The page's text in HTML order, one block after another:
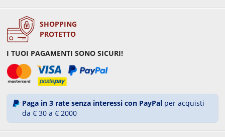
SHOPPING
PROTETTO
I TUOI PAGAMENTI SONO SICURI!
Paga in 3 rate senza interessi con PayPal per acquisti
da € 30 a € 2000